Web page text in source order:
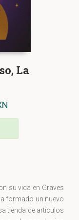
La
su vida en Graves
formado un nuevo
tienda de artículos